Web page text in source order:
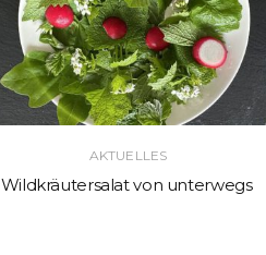
AKTUELLES
Wildkräutersalat von unterwegs